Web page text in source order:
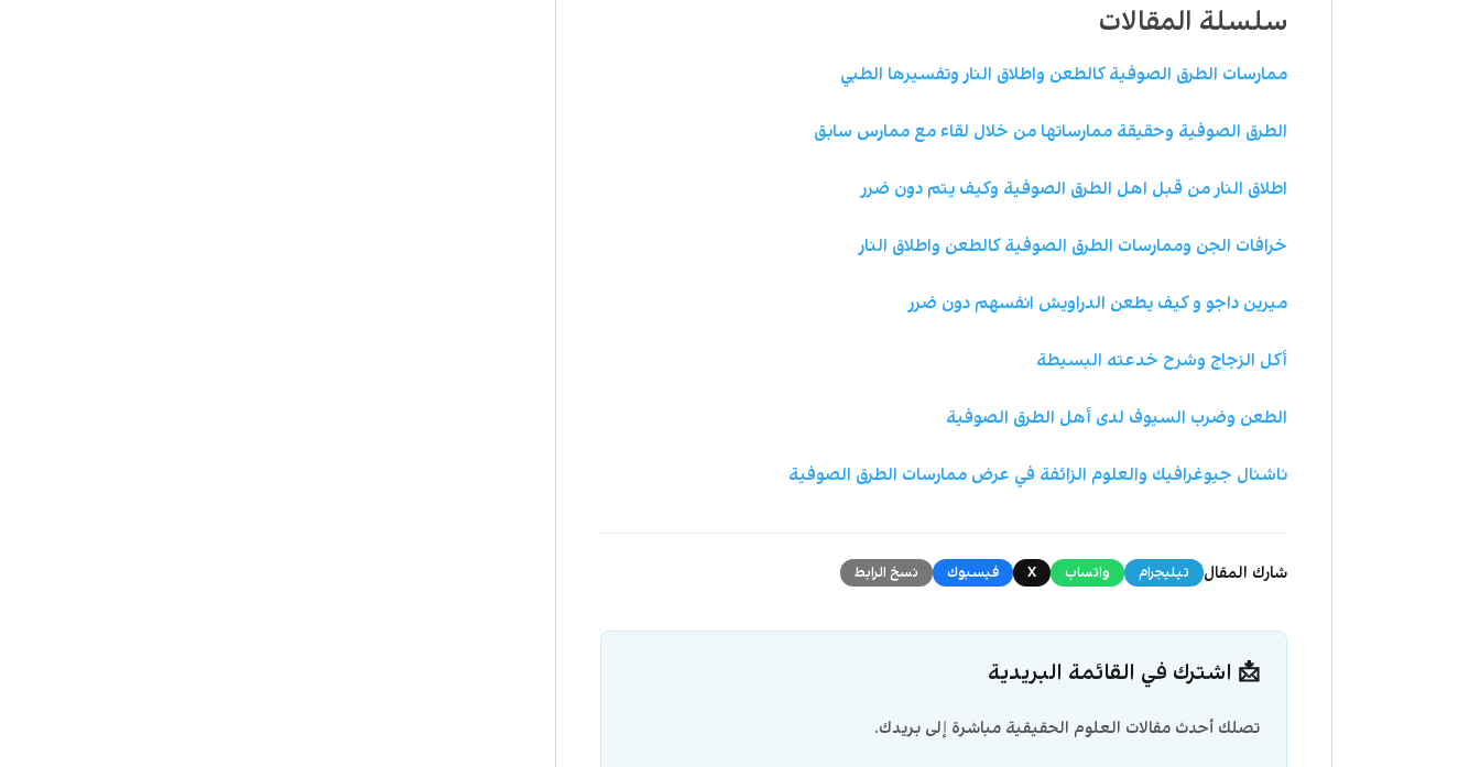
سلسلة المقالات
ممارسات الطرق الصوفية كالطعن واطلاق النار وتفسيرها الطبي
الطرق الصوفية وحقيقة ممارساتها من خلال لقاء مع ممارس سابق
اطلاق النار من قبل اهل الطرق الصوفية وكيف يتم دون ضرر
خرافات الجن وممارسات الطرق الصوفية كالطعن واطلاق النار
ميرين داجو و كيف يطعن الدراويش انفسهم دون ضرر
أكل الزجاج وشرح خدعته البسيطة
الطعن وضرب السيوف لدى أهل الطرق الصوفية
ناشنال جيوغرافيك والعلوم الزائفة في عرض ممارسات الطرق الصوفية
شارك المقال تيليجرام واتساب X فيسبوك نسخ الرابط
📩 اشترك في القائمة البريدية
تصلك أحدث مقالات العلوم الحقيقية مباشرة إلى بريدك.